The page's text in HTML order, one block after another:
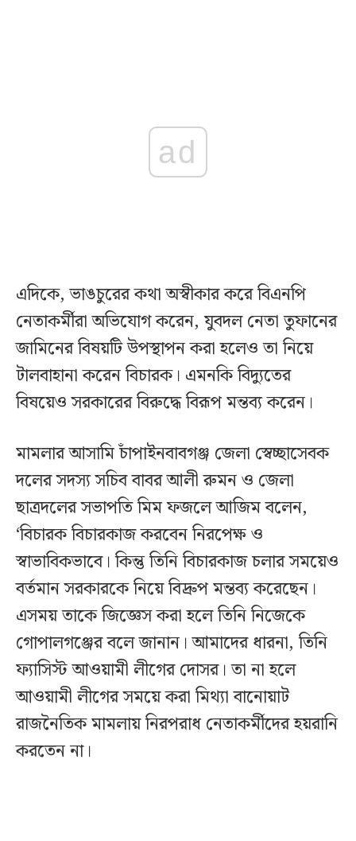
ad
এদিকে, ভাঙচুরের কথা অস্বীকার করে বিএনপি
নেতাকর্মীরা অভিযোগ করেন, যুবদল নেতা তুফানের
জামিনের বিষয়টি উপস্থাপন করা হলেও তা নিয়ে
টালবাহানা করেন বিচারক। এমনকি বিদ্যুতের
বিষয়েও সরকারের বিরুদ্ধে বিরূপ মন্তব্য করেন।
মামলার আসামি চাঁপাইনবাবগঞ্জ জেলা স্বেচ্ছাসেবক
দলের সদস্য সচিব বাবর আলী রুমন ও জেলা
ছাত্রদলের সভাপতি মিম ফজলে আজিম বলেন,
‘বিচারক বিচারকাজ করবেন নিরপেক্ষ ও
স্বাভাবিকভাবে। কিন্তু তিনি বিচারকাজ চলার সময়েও
বর্তমান সরকারকে নিয়ে বিদ্রুপ মন্তব্য করেছেন।
এসময় তাকে জিজ্ঞেস করা হলে তিনি নিজেকে
গোপালগঞ্জের বলে জানান। আমাদের ধারনা, তিনি
ফ্যাসিস্ট আওয়ামী লীগের দোসর। তা না হলে
আওয়ামী লীগের সময়ে করা মিথ্যা বানোয়াট
রাজনৈতিক মামলায় নিরপরাধ নেতাকর্মীদের হয়রানি
করতেন না।